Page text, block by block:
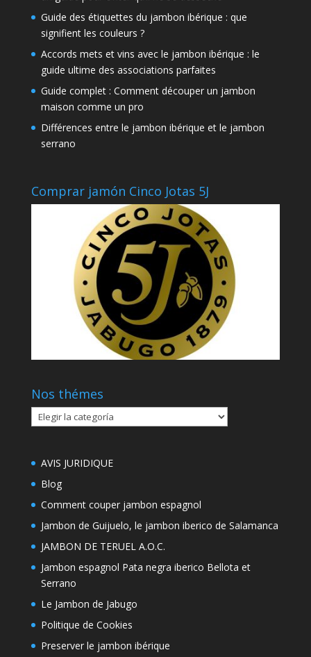
Guide des étiquettes du jambon ibérique : que
signifient les couleurs ?
Accords mets et vins avec le jambon ibérique : le
guide ultime des associations parfaites
Guide complet : Comment découper un jambon
maison comme un pro
Différences entre le jambon ibérique et le jambon
serrano
Comprar jamón Cinco Jotas 5J
Nos thémes
Nos
thémes
AVIS JURIDIQUE
Blog
Comment couper jambon espagnol
Jambon de Guijuelo, le jambon iberico de Salamanca
JAMBON DE TERUEL A.O.C.
Jambon espagnol Pata negra iberico Bellota et
Serrano
Le Jambon de Jabugo
Politique de Cookies
Preserver le jambon ibérique